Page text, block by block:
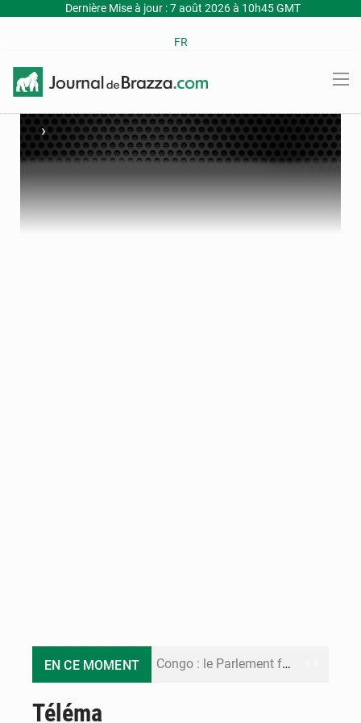
Dernière Mise à jour : 7 août 2026 à 10h45 GMT
FR
›
EN CE MOMENT Congo : le Parlement formule 28 recommandations sur le Cadre budgétaire 2027-2029
Téléma